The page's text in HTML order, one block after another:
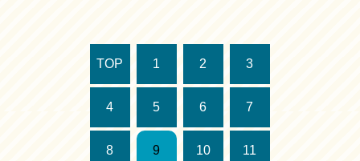
TOP 1 2 3
4 5 6 7
8 9 10 11